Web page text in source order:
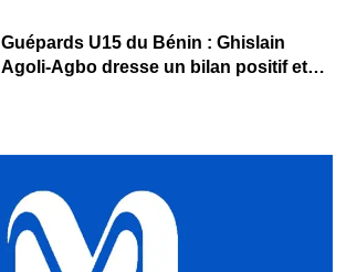
Guépards U15 du Bénin : Ghislain
Agoli-Agbo dresse un bilan positif et